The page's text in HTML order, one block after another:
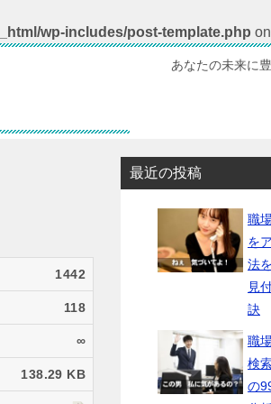
wp-includes/post-template.php
あなたの未来に
1442
118
∞
138.29 KB
最近の投稿
職
を
法
見
訣
職
検
の